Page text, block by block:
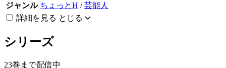
ジャンル ちょっとH /芸能人
詳細を見る とじる
シリーズ
23巻まで配信中